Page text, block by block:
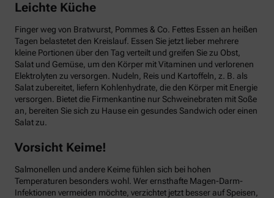
Leichte Küche
Finger weg von Bratwurst, Pommes & Co. Fettes Essen an heißen
Tagen belastetet den Kreislauf. Essen Sie jetzt lieber mehrere
kleine Portionen über den Tag verteilt und greifen Sie zu Obst,
Salat und Gemüse, um den Körper mit Vitaminen und verlorenen
Elektrolyten zu versorgen. Nudeln, Reis und Kartoffeln, z. B. als
Salat zubereitet, liefern Kohlenhydrate, die den Körper mit Energie
versorgen. Bietet die Firmenkantine nur Schweinebraten mit Soße
an, bereiten Sie sich zu Hause ein gesundes Sandwich oder einen
Salat zu.
Vorsicht Keime!
Salmonellen und andere Keime fühlen sich bei hohen
Temperaturen besonders wohl. Wer ernsthafte Magen-Darm-
Infektionen vermeiden möchte, verzichtet jetzt besser auf Speisen,